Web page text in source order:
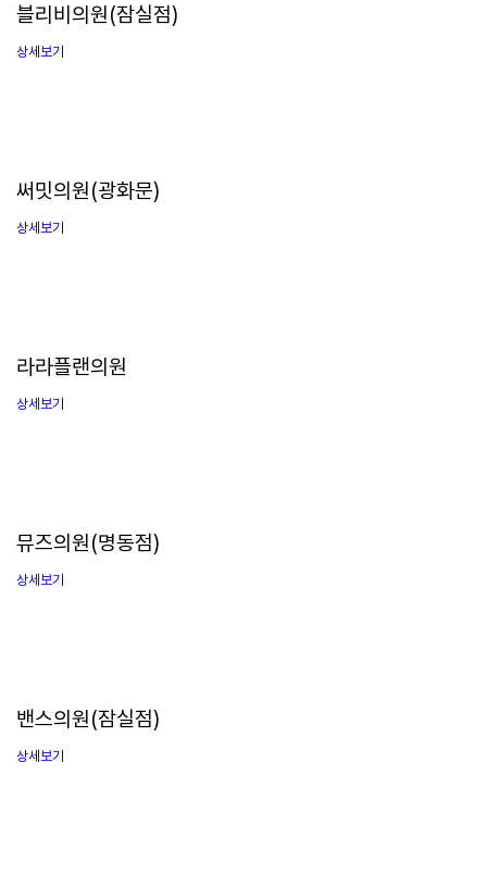
블리비의원(잠실점)
상세보기
써밋의원(광화문)
상세보기
라라플랜의원
상세보기
뮤즈의원(명동점)
상세보기
밴스의원(잠실점)
상세보기